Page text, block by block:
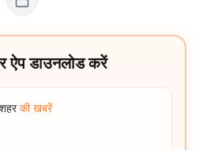
ऐप डाउनलोड करें
की खबरें